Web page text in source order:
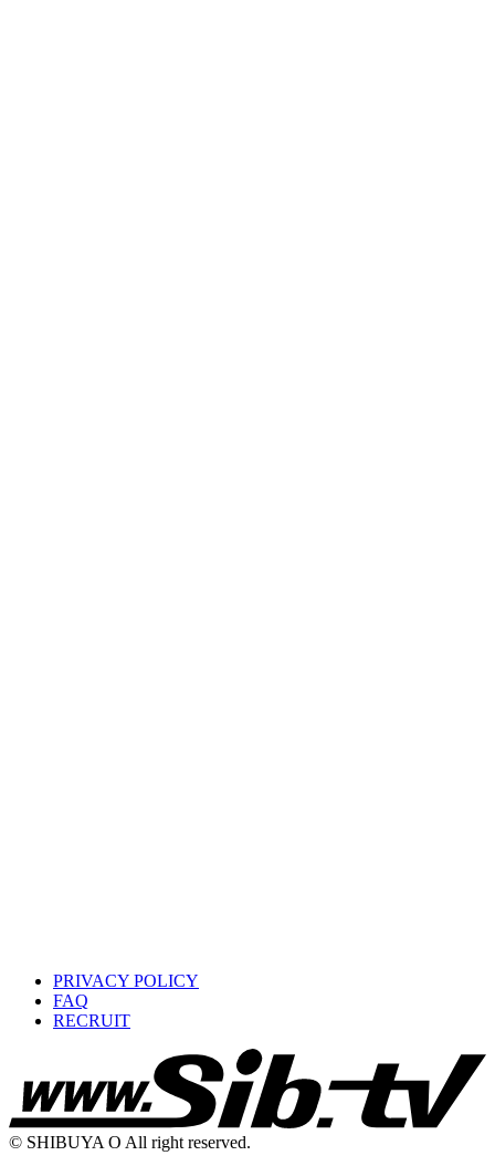
PRIVACY POLICY
FAQ
RECRUIT
© SHIBUYA O All right reserved.